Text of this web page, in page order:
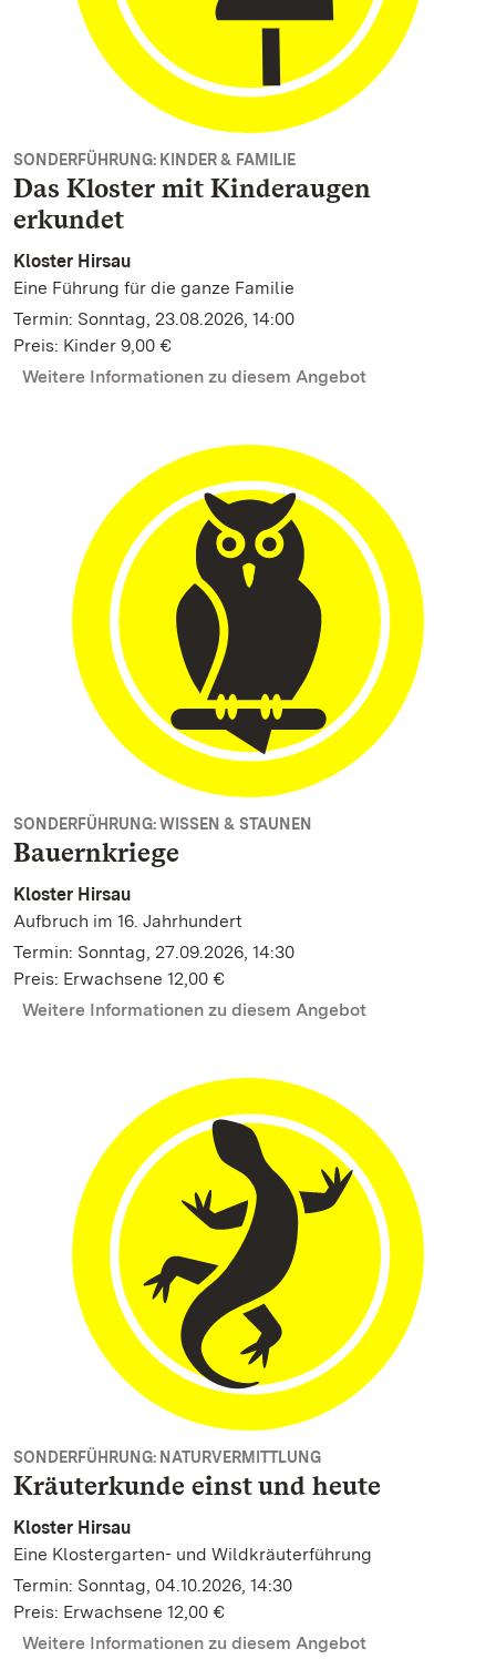
SONDERFÜHRUNG: KINDER & FAMILIE
Das Kloster mit Kinderaugen
erkundet
Kloster Hirsau
Eine Führung für die ganze Familie
Termin: Sonntag, 23.08.2026, 14:00
Preis: Kinder 9,00 €
Weitere Informationen zu diesem Angebot
SONDERFÜHRUNG: WISSEN & STAUNEN
Bauernkriege
Kloster Hirsau
Aufbruch im 16. Jahrhundert
Termin: Sonntag, 27.09.2026, 14:30
Preis: Erwachsene 12,00 €
Weitere Informationen zu diesem Angebot
SONDERFÜHRUNG: NATURVERMITTLUNG
Kräuterkunde einst und heute
Kloster Hirsau
Eine Klostergarten- und Wildkräuterführung
Termin: Sonntag, 04.10.2026, 14:30
Preis: Erwachsene 12,00 €
Weitere Informationen zu diesem Angebot